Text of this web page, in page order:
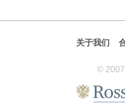
关于我们
©